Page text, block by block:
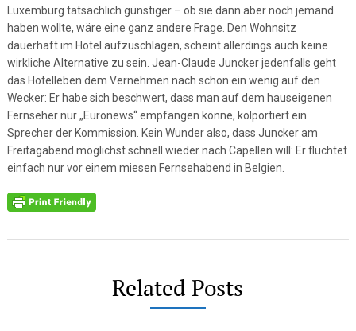
Luxemburg tatsächlich günstiger – ob sie dann aber noch jemand
haben wollte, wäre eine ganz andere Frage. Den Wohnsitz
dauerhaft im Hotel aufzuschlagen, scheint allerdings auch keine
wirkliche Alternative zu sein. Jean-Claude Juncker jedenfalls geht
das Hotelleben dem Vernehmen nach schon ein wenig auf den
Wecker: Er habe sich beschwert, dass man auf dem hauseigenen
Fernseher nur „Euronews“ empfangen könne, kolportiert ein
Sprecher der Kommission. Kein Wunder also, dass Juncker am
Freitagabend möglichst schnell wieder nach Capellen will: Er flüchtet
einfach nur vor einem miesen Fernsehabend in Belgien.
Related Posts